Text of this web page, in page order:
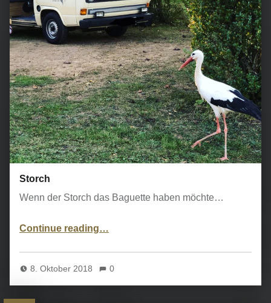
Storch
Wenn der Storch das Baguette haben möchte…
Continue reading…
8. Oktober 2018 0